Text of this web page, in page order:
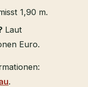
1,90 m.
Laut
Euro.
.